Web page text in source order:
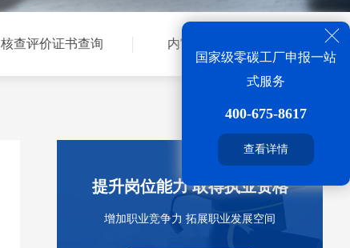
核查评价证书查询 内审员证书查询
提升岗位能力 取得执业资格
增加职业竞争力 拓展职业发展空间
国家级零碳工厂申报一站
式服务
400-675-8617
查看详情